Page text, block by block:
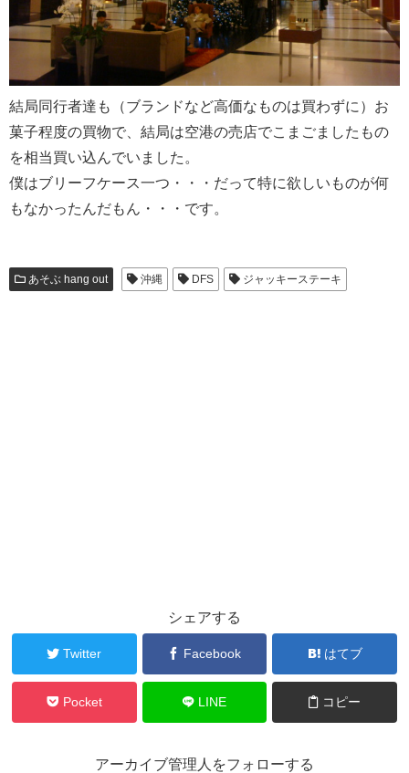
結局同行者達も（ブランドなど高価なものは買わずに）お
菓子程度の買物で、結局は空港の売店でこまごましたもの
を相当買い込んでいました。
僕はブリーフケース一つ・・・だって特に欲しいものが何
もなかったんだもん・・・です。
あそぶ hang out 沖縄 DFS ジャッキーステーキ
シェアする
Twitter Facebook はてブ
Pocket LINE コピー
アーカイブ管理人をフォローする